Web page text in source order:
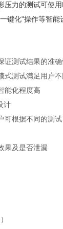
力的测试可使
键化"操作等智能
证测试结果的准确
式测试满足用户
能化程度高
计
可根据不同的测
果及是否泄漏